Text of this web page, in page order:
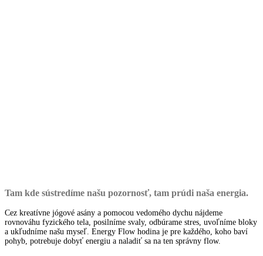
Tam kde sústredíme našu pozornosť, tam prúdi naša energia.
Cez kreatívne jógové asány a pomocou vedomého dychu nájdeme
rovnováhu fyzického tela, posilníme svaly, odbúrame stres, uvoľníme bloky
a ukľudníme našu myseľ. Energy Flow hodina je pre každého, koho baví
pohyb, potrebuje dobyť energiu a naladiť sa na ten správny flow.